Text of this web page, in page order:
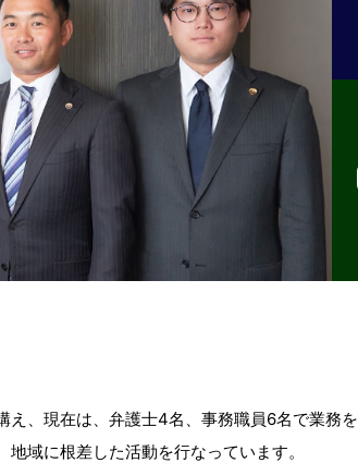
、現在は、弁護士4名、事務職員6名で業務を
域に根差した活動を行なっています。